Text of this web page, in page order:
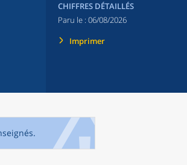
CHIFFRES DÉTAILLÉS
Paru le : 06/08/2026
Imprimer